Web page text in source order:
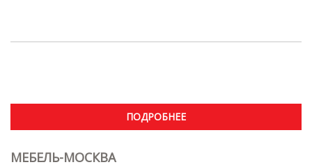
ПОДРОБНЕЕ
МЕБЕЛЬ-МОСКВА